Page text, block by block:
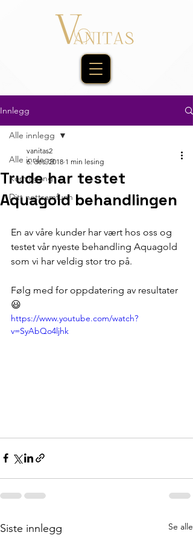
Innlegg
Alle innlegg
Kom i gang
Ditt nettsamfunn
Alle innlegg
Trude har testet
Aquagold behandlingen
vanitas2
6. des. 2018 1 min lesing
En av våre kunder har vært hos oss og
testet vår nyeste behandling Aquagold
som vi har veldig stor tro på.
Følg med for oppdatering av resultater
😃
https://www.youtube.com/watch?
v=SyAbQo4ljhk
Siste innlegg Se alle